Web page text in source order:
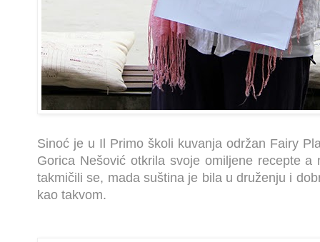
Sinoć je u Il Primo školi kuvanja održan Fairy
Gorica Nešović otkrila svoje omiljene recepte
takmičili se, mada suština je bila u druženju i
kao takvom.